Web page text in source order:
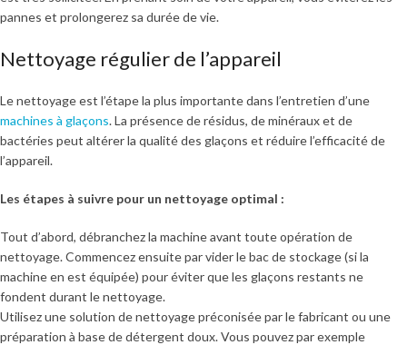
pannes et prolongerez sa durée de vie.
Nettoyage régulier de l’appareil
Le nettoyage est l’étape la plus importante dans l’entretien d’une
machines à glaçons. La présence de résidus, de minéraux et de
bactéries peut altérer la qualité des glaçons et réduire l’efficacité de
l’appareil.
Les étapes à suivre pour un nettoyage optimal :
Tout d’abord, débranchez la machine avant toute opération de
nettoyage. Commencez ensuite par vider le bac de stockage (si la
machine en est équipée) pour éviter que les glaçons restants ne
fondent durant le nettoyage.
Utilisez une solution de nettoyage préconisée par le fabricant ou une
préparation à base de détergent doux. Vous pouvez par exemple